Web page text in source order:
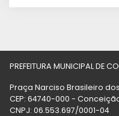
PREFEITURA MUNICIPAL DE
Praça Narciso Brasileiro
CEP: 64740-000 -
CNPJ: 06.553.697/0001-04